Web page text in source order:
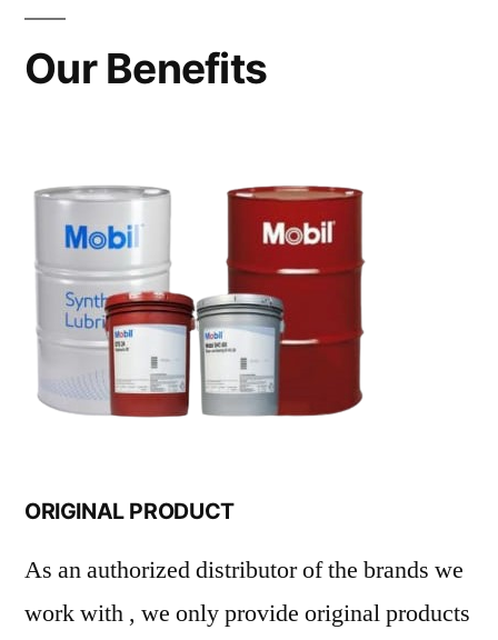
Our Benefits
ORIGINAL PRODUCT
As an authorized distributor of the brands we
work with , we only provide original products